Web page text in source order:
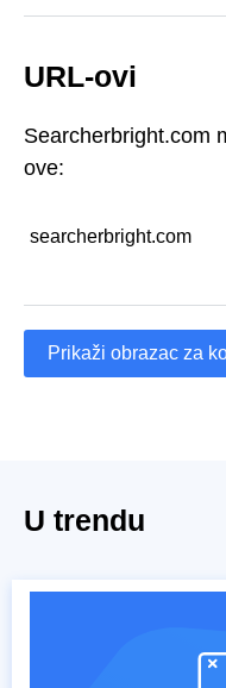
URL-ovi
Searcherbright.com
ove:
searcherbright.com
Prikaži obrazac za
U trendu